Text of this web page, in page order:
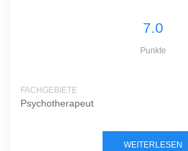
7.0
Punkte
FACHGEBIETE
Psychotherapeut
WEITERLESEN